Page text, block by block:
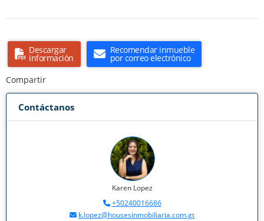
Descargar
información
Recomendar inmueble
por correo electrónico
Compartir
Contáctanos
Karen Lopez
+50240016686
k.lopez@housesinmobiliaria.com.gt